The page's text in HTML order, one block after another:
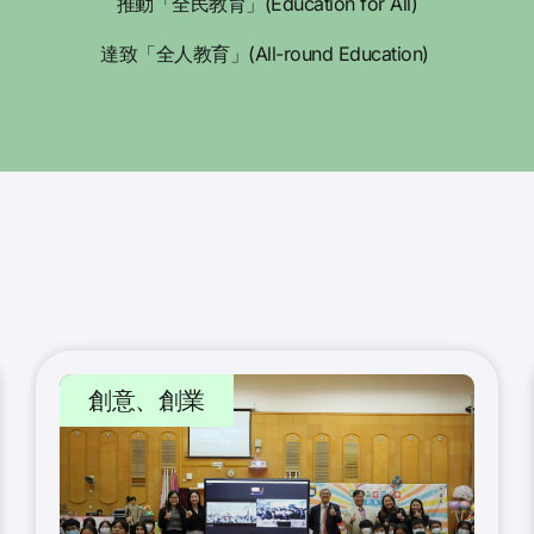
達致「全人教育」(All-round Education)
創意、創業